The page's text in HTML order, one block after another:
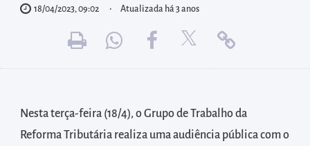
buscas
diretamente
informações
postas
18/04/2023, 09:02 Atualizada há 3 anos
Nesta terça-feira (18/4), o Grupo de Trabalho da
Reforma Tributária realiza uma audiência pública com o